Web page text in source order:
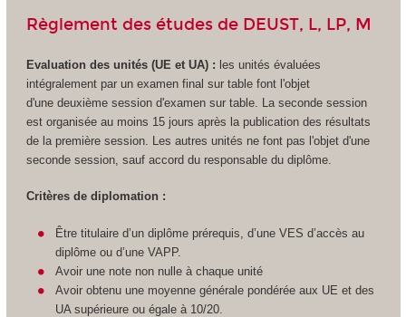
Règlement des études de DEUST, L, LP, M
Evaluation des unités (UE et UA) : les unités évaluées
intégralement par un examen final sur table font l'objet
d'une deuxième session d'examen sur table. La seconde session
est organisée au moins 15 jours après la publication des résultats
de la première session. Les autres unités ne font pas l'objet d'une
seconde session, sauf accord du responsable du diplôme.
Critères de diplomation :
Être titulaire d’un diplôme prérequis, d’une VES d’accès au
diplôme ou d’une VAPP.​​​​​​
Avoir une note non nulle à chaque unité
Avoir obtenu une moyenne générale pondérée aux UE et des
UA supérieure ou égale à 10/20.